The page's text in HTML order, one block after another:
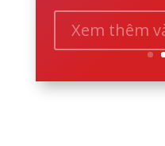
Xem thêm